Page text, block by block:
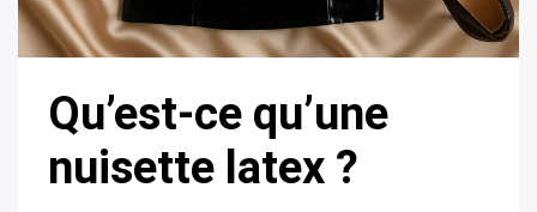
Qu’est-ce qu’une
nuisette latex ?